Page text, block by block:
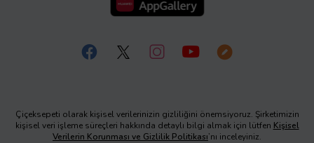
Çiçeksepeti olarak kişisel verilerinizin gizliliğini önemsiyoruz. Şirketimizin
kişisel veri işleme süreçleri hakkında detaylı bilgi almak için lütfen Kişisel
Verilerin Korunması ve Gizlilik Politikası’nı inceleyiniz.